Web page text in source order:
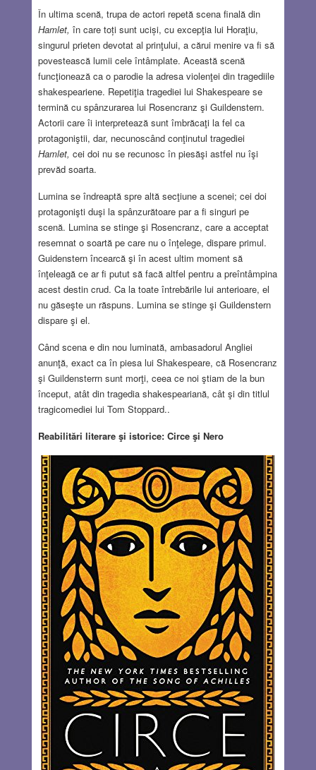
În ultima scenă, trupa de actori repetă scena finală din
Hamlet, în care toți sunt uciși, cu excepţia lui Horaţiu,
singurul prieten devotat al prinţului, a cărui menire va fi să
povestească lumii cele întâmplate. Această scenă
funcţionează ca o parodie la adresa violenţei din tragediile
shakespeariene. Repetiţia tragediei lui Shakespeare se
termină cu spânzurarea lui Rosencranz şi Guildenstern.
Actorii care îi interpretează sunt îmbrăcaţi la fel ca
protagoniştii, dar, necunoscând conţinutul tragediei
Hamlet, cei doi nu se recunosc în piesăşi astfel nu îşi
prevăd soarta.
Lumina se îndreaptă spre altă secţiune a scenei; cei doi
protagonişti duşi la spânzurătoare par a fi singuri pe
scenă. Lumina se stinge şi Rosencranz, care a acceptat
resemnat o soartă pe care nu o înţelege, dispare primul.
Guidenstern încearcă şi în acest ultim moment să
înţeleagă ce ar fi putut să facă altfel pentru a preîntâmpina
acest destin crud. Ca la toate întrebările lui anterioare, el
nu găseşte un răspuns. Lumina se stinge şi Guildenstern
dispare şi el.
Când scena e din nou luminată, ambasadorul Angliei
anunţă, exact ca în piesa lui Shakespeare, că Rosencranz
şi Guildensterrn sunt morţi, ceea ce noi ştiam de la bun
început, atât din tragedia shakespeariană, cât şi din titlul
tragicomediei lui Tom Stoppard..
Reabilitări literare şi istorice: Circe şi Nero